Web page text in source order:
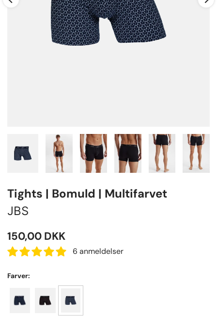
Tights | Bomuld | Multifarvet
JBS
150,00 DKK
6 anmeldelser
Farver: